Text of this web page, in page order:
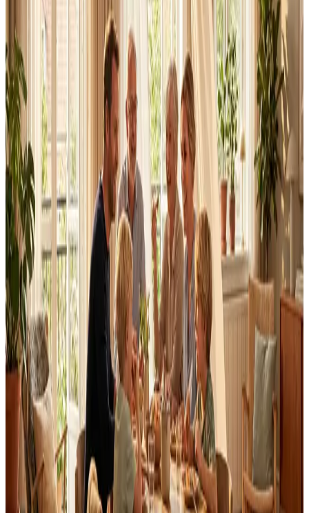
Dimensionering efter BR18 og AT-krav
Landsdækkende service